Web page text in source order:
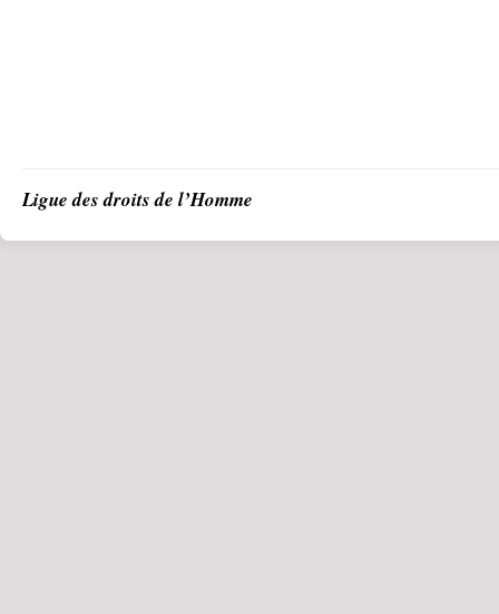
Ligue des droits de l’Homme